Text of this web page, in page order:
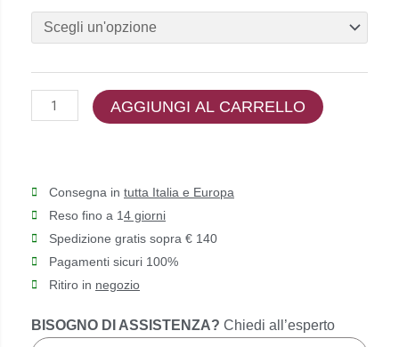
-
PE6110
AGGIUNGI AL CARRELLO
Consegna in tutta Italia e Europa
Reso fino a 14 giorni
Spedizione gratis sopra € 140
Pagamenti sicuri 100%
Ritiro in negozio
BISOGNO DI ASSISTENZA? Chiedi all’esperto